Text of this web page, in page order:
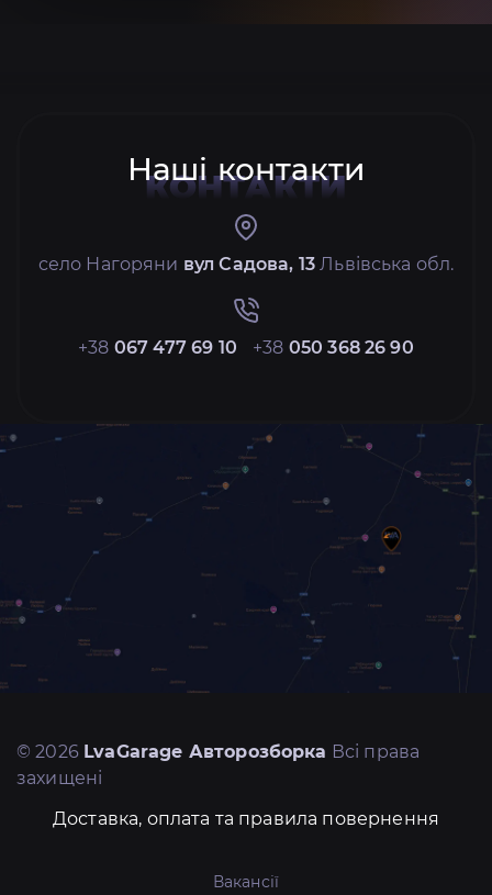
Наші контакти
КОНТАКТИ
село Нагоряни вул Садова, 13 Львівська обл.
+38 067 477 69 10 +38 050 368 26 90
© 2026 LvaGarage Авторозборка Всі права
захищені
Доставка, оплата та правила повернення
Вакансії